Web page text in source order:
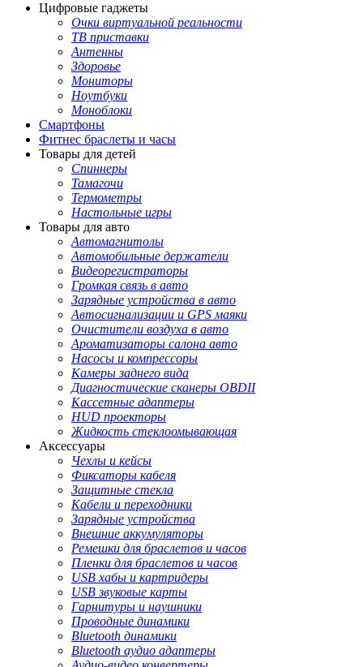
Цифровые гаджеты
Очки виртуальной реальности
ТВ приставки
Антенны
Здоровье
Мониторы
Ноутбуки
Моноблоки
Смартфоны
Фитнес браслеты и часы
Товары для детей
Спиннеры
Тамагочи
Термометры
Настольные игры
Товары для авто
Автомагнитолы
Автомобильные держатели
Видеорегистраторы
Громкая связь в авто
Зарядные устройства в авто
Автосигнализации и GPS маяки
Очистители воздуха в авто
Ароматизаторы салона авто
Насосы и компрессоры
Камеры заднего вида
Диагностические сканеры OBDII
Кассетные адаптеры
HUD проекторы
Жидкость стеклоомывающая
Аксессуары
Чехлы и кейсы
Фиксаторы кабеля
Защитные стекла
Кабели и переходники
Зарядные устройства
Внешние аккумуляторы
Ремешки для браслетов и часов
Пленки для браслетов и часов
USB хабы и картридеры
USB звуковые карты
Гарнитуры и наушники
Проводные динамики
Bluetooth динамики
Bluetooth аудио адаптеры